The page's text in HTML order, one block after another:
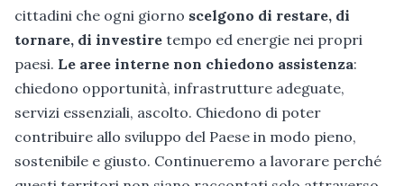
cittadini che ogni giorno scelgono di restare, di
tornare, di investire tempo ed energie nei propri
paesi. Le aree interne non chiedono assistenza:
chiedono opportunità, infrastrutture adeguate,
servizi essenziali, ascolto. Chiedono di poter
contribuire allo sviluppo del Paese in modo pieno,
sostenibile e giusto. Continueremo a lavorare perché